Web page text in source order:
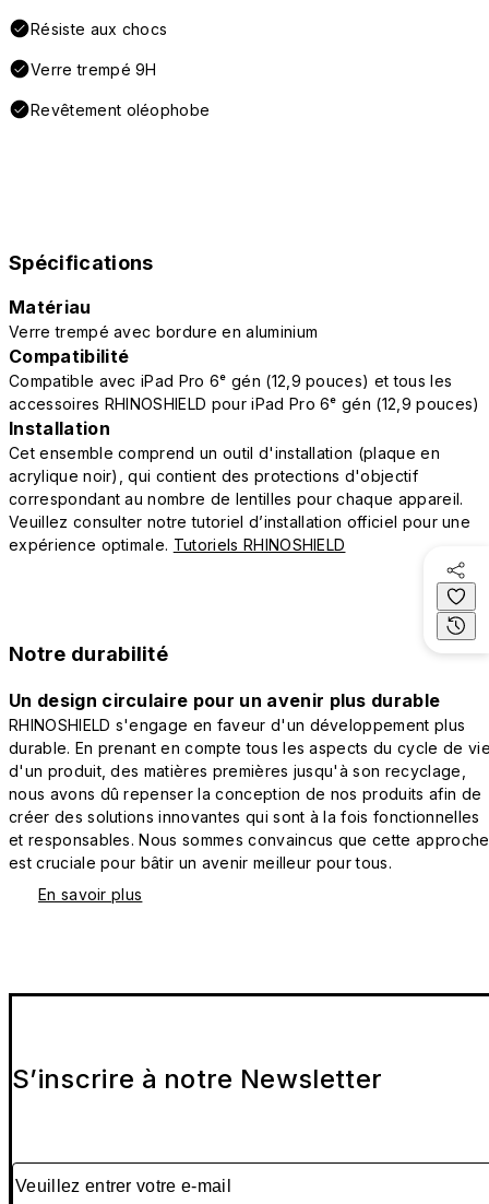
Résiste aux chocs
Verre trempé 9H
Revêtement oléophobe
Spécifications
Matériau
Verre trempé avec bordure en aluminium
Compatibilité
Compatible avec iPad Pro 6ᵉ gén (12,9 pouces) et tous les
accessoires RHINOSHIELD pour iPad Pro 6ᵉ gén (12,9 pouces)
Installation
Cet ensemble comprend un outil d'installation (plaque en
acrylique noir), qui contient des protections d'objectif
correspondant au nombre de lentilles pour chaque appareil.
Veuillez consulter notre tutoriel d’installation officiel pour une
expérience optimale. Tutoriels RHINOSHIELD
Notre durabilité
Un design circulaire pour un avenir plus durable
RHINOSHIELD s'engage en faveur d'un développement plus
durable. En prenant en compte tous les aspects du cycle de
d'un produit, des matières premières jusqu'à son recyclage,
nous avons dû repenser la conception de nos produits afin de
créer des solutions innovantes qui sont à la fois fonctionnelles
et responsables. Nous sommes convaincus que cette approche
est cruciale pour bâtir un avenir meilleur pour tous.
En savoir plus
S’inscrire à notre Newsletter
Veuillez entrer votre e-mail